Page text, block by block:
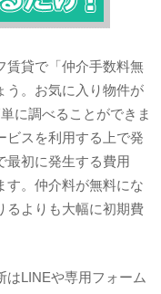
賃貸で「仲介手数料無
う。お気に入り物件が
に調べることができま
ビスを利用する上で発
最初に発生する費用
す。仲介料が無料にな
るよりも大幅に初期費
はLINEや専用フォーム